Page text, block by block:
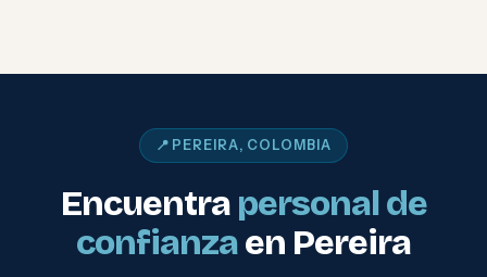
📍 PEREIRA, COLOMBIA
Encuentra personal de
confianzaen Pereira